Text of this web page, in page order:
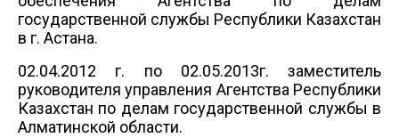
государственной службы Республики Казахстан
в г. Астана.
02.04.2012 г. по 02.05.2013г.
заместитель
руководителя управления Агентства Республики
Казахстан по делам государственной службы в
Алматинской области.